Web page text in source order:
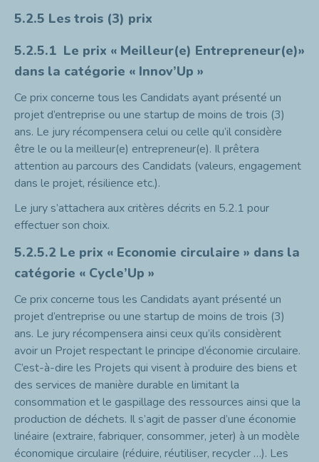
5.2.5 Les trois (3) prix
5.2.5.1 Le prix « Meilleur(e) Entrepreneur(e)»
dans la catégorie « Innov’Up »
Ce prix concerne tous les Candidats ayant présenté un
projet d’entreprise ou une startup de moins de trois (3)
ans. Le jury récompensera celui ou celle qu’il considère
être le ou la meilleur(e) entrepreneur(e). Il prêtera
attention au parcours des Candidats (valeurs, engagement
dans le projet, résilience etc.).
Le jury s’attachera aux critères décrits en 5.2.1 pour
effectuer son choix.
5.2.5.2 Le prix « Economie circulaire » dans la
catégorie « Cycle’Up »
Ce prix concerne tous les Candidats ayant présenté un
projet d’entreprise ou une startup de moins de trois (3)
ans. Le jury récompensera ainsi ceux qu’ils considèrent
avoir un Projet respectant le principe d’économie circulaire.
C’est-à-dire les Projets qui visent à produire des biens et
des services de manière durable en limitant la
consommation et le gaspillage des ressources ainsi que la
production de déchets. Il s’agit de passer d’une économie
linéaire (extraire, fabriquer, consommer, jeter) à un modèle
économique circulaire (réduire, réutiliser, recycler …). Les